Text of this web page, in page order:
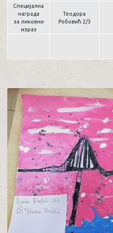
Специјална
награда
за ликовни
израз
Теодора
Робовић 2/3